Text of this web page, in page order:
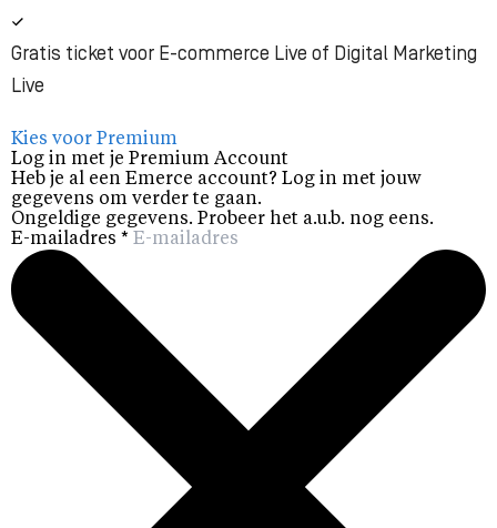
Gratis ticket voor E-commerce Live of Digital Marketing
Live
Kies voor Premium
Log in met je Premium Account
Heb je al een Emerce account? Log in met jouw
gegevens om verder te gaan.
Ongeldige gegevens. Probeer het a.u.b. nog eens.
E-mailadres *